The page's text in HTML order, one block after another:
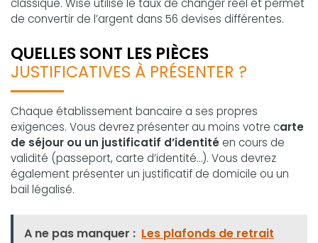
classique. Wise utilise le taux de changer réel et permet
de convertir de l’argent dans 56 devises différentes.
QUELLES SONT LES PIÈCES
JUSTIFICATIVES À PRÉSENTER ?
Chaque établissement bancaire a ses propres
exigences. Vous devrez présenter au moins votre carte
de séjour ou un justificatif d’identité en cours de
validité (passeport, carte d’identité…). Vous devrez
également présenter un justificatif de domicile ou un
bail légalisé.
A ne pas manquer : Les plafonds de retrait